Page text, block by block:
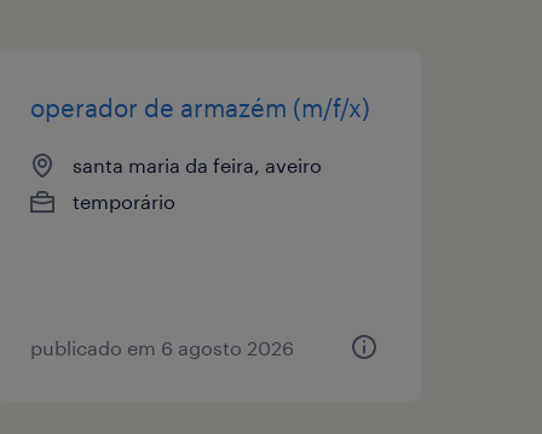
operador de armazém (m/f/x)
santa maria da feira, aveiro
temporário
publicado em 6 agosto 2026